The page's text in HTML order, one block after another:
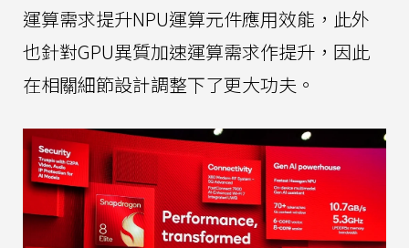
運算需求提升NPU運算元件應用效能，此外
也針對GPU異質加速運算需求作提升，因此
在相關細節設計調整下了更大功夫。